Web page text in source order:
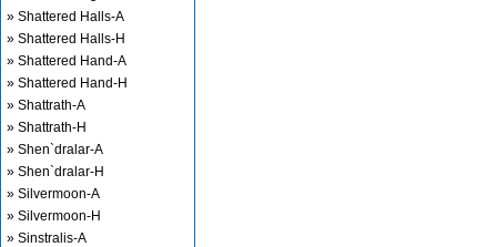
» Shattered Halls-A
» Shattered Halls-H
» Shattered Hand-A
» Shattered Hand-H
» Shattrath-A
» Shattrath-H
» Shen`dralar-A
» Shen`dralar-H
» Silvermoon-A
» Silvermoon-H
» Sinstralis-A